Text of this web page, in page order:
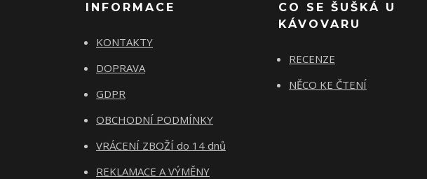
INFORMACE
KONTAKTY
DOPRAVA
GDPR
OBCHODNÍ PODMÍNKY
VRÁCENÍ ZBOŽÍ do 14 dnů
REKLAMACE A VÝMĚNY
CO SE ŠUŠKÁ U
KÁVOVARU
RECENZE
NĚCO KE ČTENÍ